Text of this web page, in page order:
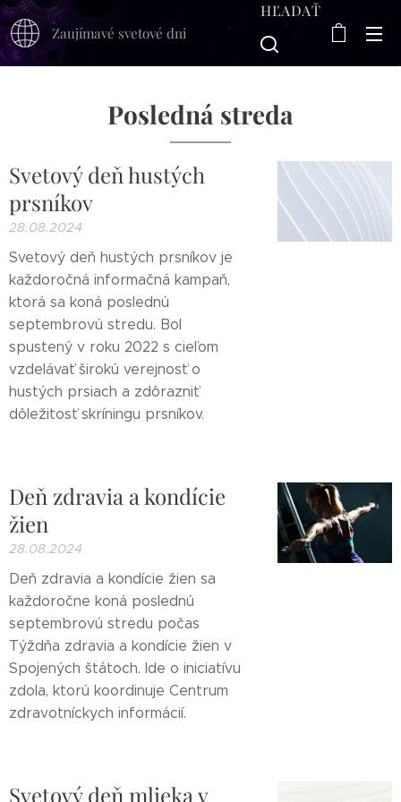
Zaujímavé svetové dni
HĽADAŤ
Posledná streda
Svetový deň hustých
prsníkov
28.08.2024
Svetový deň hustých prsníkov je
každoročná informačná kampaň,
ktorá sa koná poslednú
septembrovú stredu. Bol
spustený v roku 2022 s cieľom
vzdelávať širokú verejnosť o
hustých prsiach a zdôrazniť
dôležitosť skríningu prsníkov.
Deň zdravia a kondície
žien
28.08.2024
Deň zdravia a kondície žien sa
každoročne koná poslednú
septembrovú stredu počas
Týždňa zdravia a kondície žien v
Spojených štátoch. Ide o iniciatívu
zdola, ktorú koordinuje Centrum
zdravotníckych informácií.
Svetový deň mlieka v